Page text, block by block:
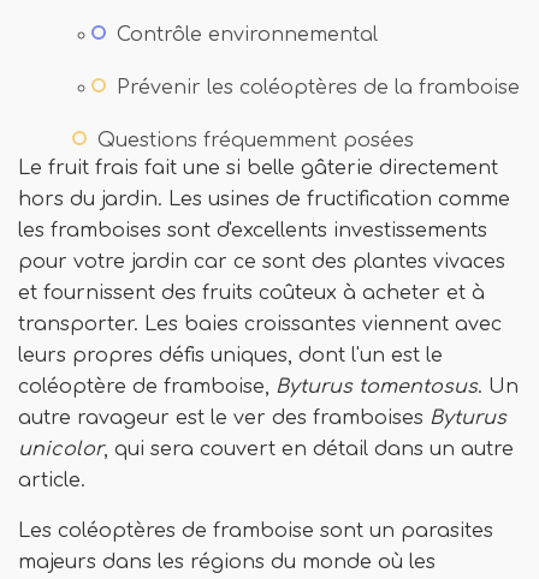
Contrôle environnemental
Prévenir les coléoptères de la framboise
Questions fréquemment posées
Le fruit frais fait une si belle gâterie directement
hors du jardin. Les usines de fructification comme
les framboises sont d'excellents investissements
pour votre jardin car ce sont des plantes vivaces
et fournissent des fruits coûteux à acheter et à
transporter. Les baies croissantes viennent avec
leurs propres défis uniques, dont l'un est le
coléoptère de framboise, Byturus tomentosus. Un
autre ravageur est le ver des framboises Byturus
unicolor, qui sera couvert en détail dans un autre
article.
Les coléoptères de framboise sont un parasites
majeurs dans les régions du monde où les